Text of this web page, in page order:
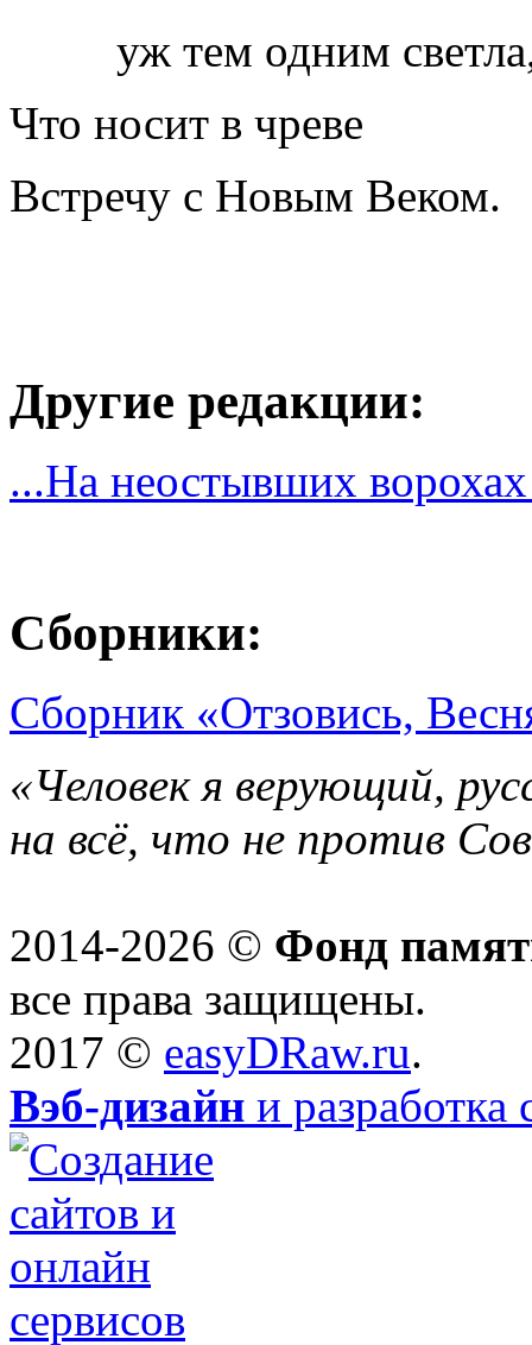
уж тем одним
Что носит в чреве
Встречу с Новым Веком.
Другие редакции:
...На неостывших
Сборники:
Сборник «Отзовись,
«Человек я верующий,
на всё, что не против
2014-2026 © Фонд
все права защищены.
2017 © easyDRaw.ru.
Вэб-дизайн и разработка